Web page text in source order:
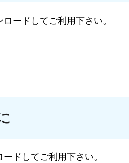
ードしてご利用下さい。
ドしてご利用下さい。